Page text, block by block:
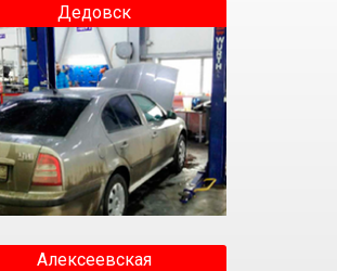
Дедовск
Алексеевская